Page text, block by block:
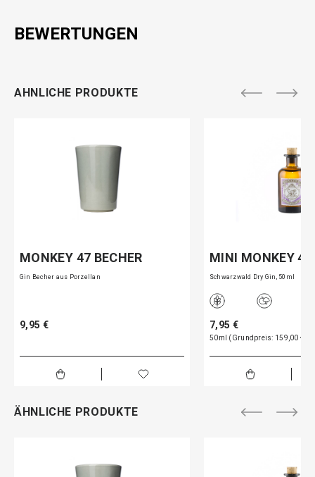
BEWERTUNGEN
AHNLICHE PRODUKTE
MONKEY 47 BECHER
Gin Becher aus Porzellan
9,95 €
MINI MONKEY 47
Schwarzwald Dry Gin, 50ml
7,95 €
50ml (Grundpreis: 159,00 €
ÄHNLICHE PRODUKTE